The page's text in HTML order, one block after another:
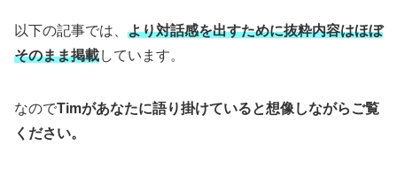
以下の記事では、 より対話感を出すために抜粋内容はほぼ
そのまま掲載しています。
なのでTimがあなたに語り掛けていると想像しながらご覧
ください。